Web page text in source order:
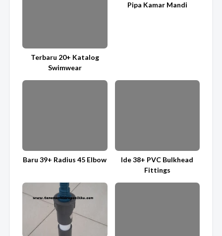
Terbaru 20+ Katalog
Swimwear
Pipa Kamar Mandi
Baru 39+ Radius 45 Elbow
Ide 38+ PVC Bulkhead
Fittings